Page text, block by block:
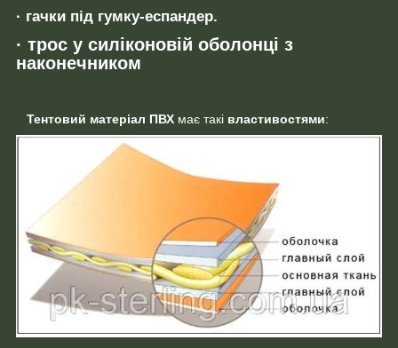
· гачки під гумку-еспандер.
· трос у силіконовій оболонці з
наконечником
Тентовий матеріал ПВХ має такі властивостями: